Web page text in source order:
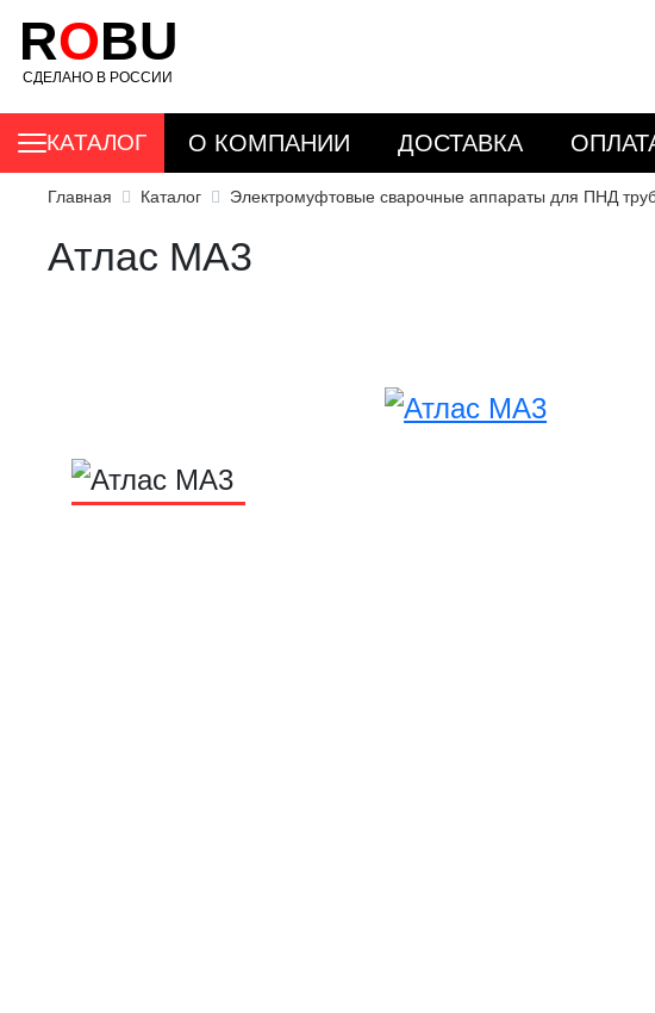
ROBU
СДЕЛАНО В РОССИИ
КАТАЛОГ О КОМПАНИИ ДОСТАВКА
Главная Каталог Электромуфтовые сварочные аппараты для ПНД
Атлас МА3